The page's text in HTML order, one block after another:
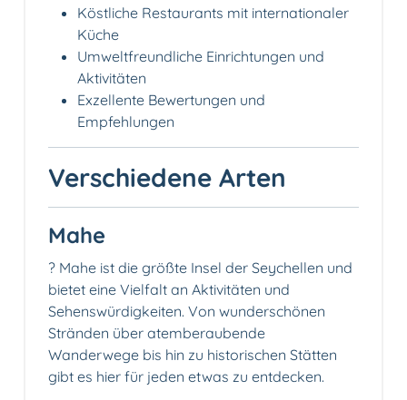
Köstliche Restaurants mit internationaler
Küche
Umweltfreundliche Einrichtungen und
Aktivitäten
Exzellente Bewertungen und
Empfehlungen
Verschiedene Arten
Mahe
?️ Mahe ist die größte Insel der Seychellen und
bietet eine Vielfalt an Aktivitäten und
Sehenswürdigkeiten. Von wunderschönen
Stränden über atemberaubende
Wanderwege bis hin zu historischen Stätten
gibt es hier für jeden etwas zu entdecken.